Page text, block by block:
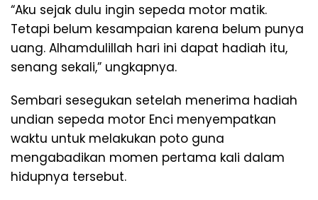
“Aku sejak dulu ingin sepeda motor matik.
Tetapi belum kesampaian karena belum punya
uang. Alhamdulillah hari ini dapat hadiah itu,
senang sekali,” ungkapnya.
Sembari sesegukan setelah menerima hadiah
undian sepeda motor Enci menyempatkan
waktu untuk melakukan poto guna
mengabadikan momen pertama kali dalam
hidupnya tersebut.